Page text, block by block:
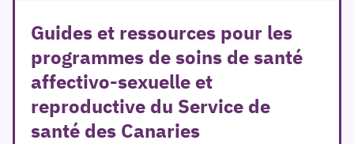
Guides et ressources pour les
programmes de soins de santé
affectivo-sexuelle et
reproductive du Service de
santé des Canaries